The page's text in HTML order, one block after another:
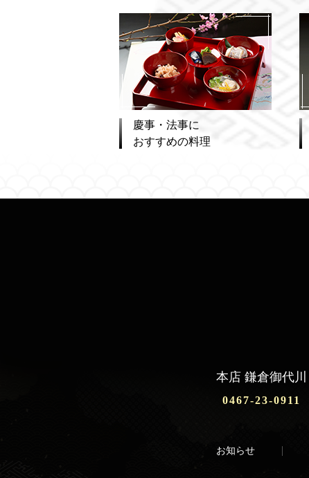
慶事・法事に
おすすめの料理
本店 鎌倉御代川
0467-23-0911
お知らせ